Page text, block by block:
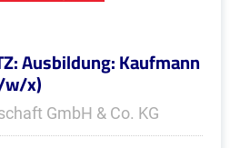
Ausbildung: Kaufmann
w/x)
GmbH & Co. KG